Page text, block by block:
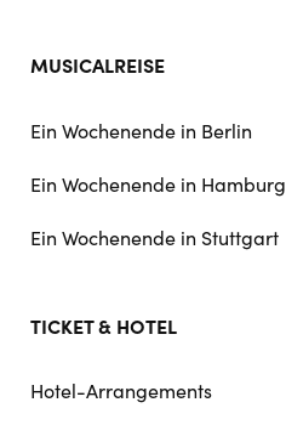
MUSICALREISE
Ein Wochenende in Berlin
Ein Wochenende in Hamburg
Ein Wochenende in Stuttgart
TICKET & HOTEL
Hotel-Arrangements